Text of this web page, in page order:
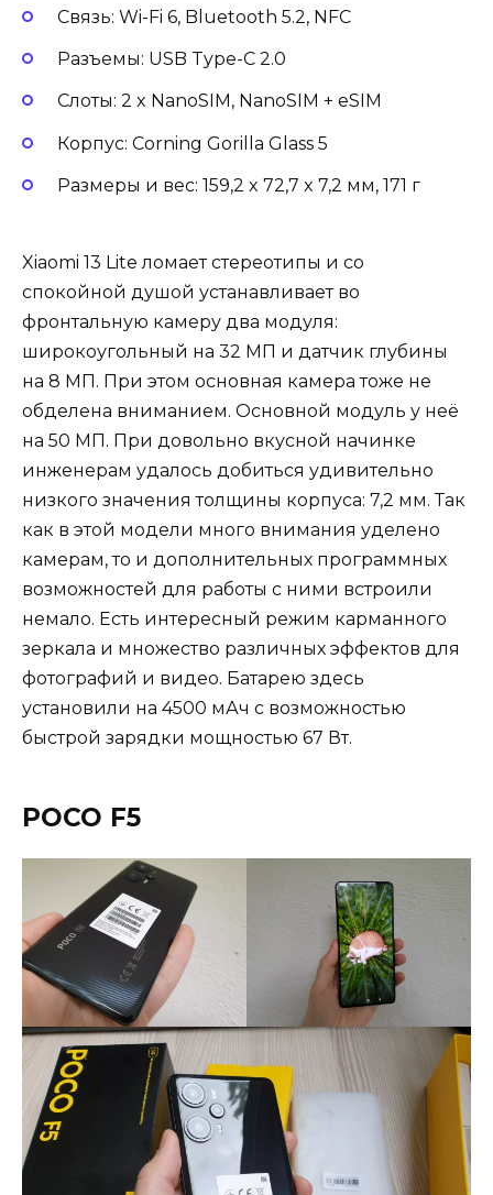
Связь: Wi-Fi 6, Bluetooth 5.2, NFC
Разъемы: USB Type-C 2.0
Слоты: 2 x NanoSIM, NanoSIM + eSIM
Корпус: Corning Gorilla Glass 5
Размеры и вес: 159,2 x 72,7 x 7,2 мм, 171 г
Xiaomi 13 Lite ломает стереотипы и со
спокойной душой устанавливает во
фронтальную камеру два модуля:
широкоугольный на 32 МП и датчик глубины
на 8 МП. При этом основная камера тоже не
обделена вниманием. Основной модуль у неё
на 50 МП. При довольно вкусной начинке
инженерам удалось добиться удивительно
низкого значения толщины корпуса: 7,2 мм. Так
как в этой модели много внимания уделено
камерам, то и дополнительных программных
возможностей для работы с ними встроили
немало. Есть интересный режим карманного
зеркала и множество различных эффектов для
фотографий и видео. Батарею здесь
установили на 4500 мАч с возможностью
быстрой зарядки мощностью 67 Вт.
POCO F5